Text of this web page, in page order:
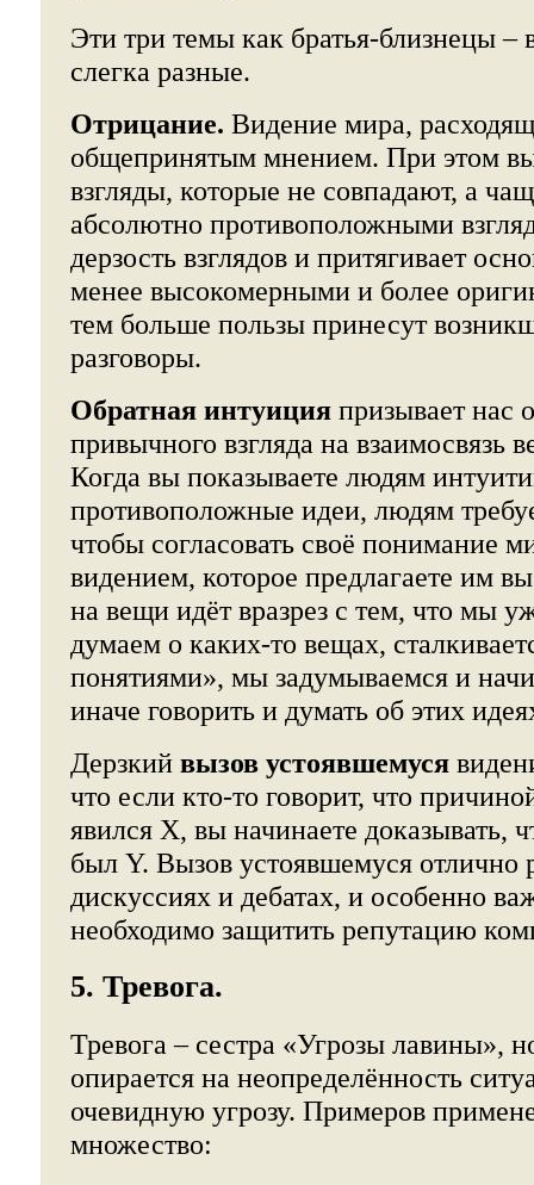
Эти три темы как братья-близнецы
слегка разные.
Отрицание. Видение мира,
общепринятым мнением. При этом
взгляды, которые не совпадают, а
абсолютно противоположными
дерзость взглядов и притягивает
менее высокомерными и более
тем больше пользы принесут
разговоры.
Обратная интуиция призывает нас
привычного взгляда на взаимосвязь
Когда вы показываете людям
противоположные идеи, людям
чтобы согласовать своё понимание
видением, которое предлагаете им
на вещи идёт вразрез с тем, что мы
думаем о каких-то вещах,
понятиями», мы задумываемся и
иначе говорить и думать об этих
Дерзкий вызов устоявшемуся
что если кто-то говорит, что
явился X, вы начинаете доказывать,
был Y. Вызов устоявшемуся отлично
дискуссиях и дебатах, и особенно
необходимо защитить репутацию
5. Тревога.
Тревога – сестра «Угрозы лавины»,
опирается на неопределённость
очевидную угрозу. Примеров
множество: